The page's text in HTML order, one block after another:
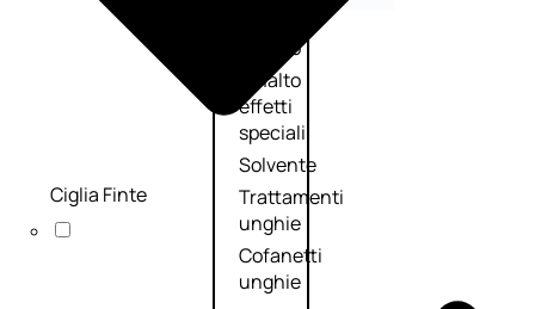
Smalto
Smalto
effetti
speciali
Solvente
Trattamenti
unghie
Cofanetti
unghie
Ciglia Finte